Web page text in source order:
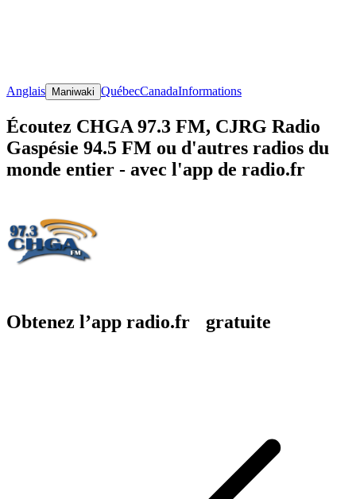
Anglais Maniwaki QuébecCanadaInformations
Écoutez CHGA 97.3 FM, CJRG Radio
Gaspésie 94.5 FM ou d'autres radios du
monde entier - avec l'app de radio.fr
Obtenez l’app radio.fr gratuite